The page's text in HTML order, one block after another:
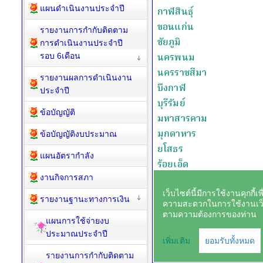
แผนดำเนินงานประจำปี
รายงานการกำกับติดตาม
การดำเนินงานประจำปี
รอบ 6เดือน
รายงานผลการดำเนินงาน
ประจำปี
ข้อบัญญัติ
ข้อบัญญัติงบประมาณ
แผนอัตรากำลัง
งานกิจการสภา
รายงานฐานะทางการเงิน
แผนการใช้จ่ายงบ
ประมาณประจำปี
รายงานการกำกับติดตาม